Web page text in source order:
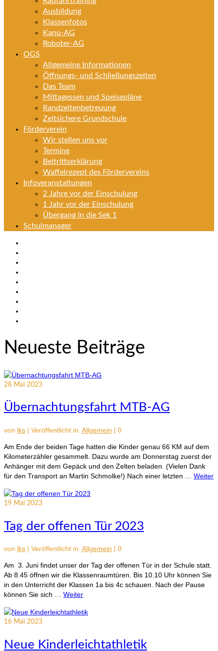
Ausbildung
Klassenfotos
Kanu-AG
Roboter-AG
OGS
Allgemeine Informationen
Öffnungs- und Schließungszeiten
Das Team
Mittagessen und Speisepläne
Randzeitenbetreuung
Zeitsichere Grundschule
Förderverein
Wir stellen uns vor
Termine
Beitrittserklärung
Waffelrezept des Fördervereins
Infoveranstaltungen
2 Jahre vor der Einschulung
1 Jahr vor der Einschulung
Übergang in die Sek 1
Schulmanager
Neueste Beiträge
28 Mai 2023
Übernachtungsfahrt MTB-AG
von lks | Veröffentlicht in: Allgemein | 0
Am Ende der beiden Tage hatten die Kinder genau 66 KM auf dem
Kilometerzähler gesammelt. Dazu wurde am Donnerstag zuerst der
Anhänger mit dem Gepäck und den Zelten beladen. (Vielen Dank
für den Transport an Martin Schmolke!) Nach einer letzten … Weiter
19 Mai 2023
Tag der offenen Tür 2023
von lks | Veröffentlicht in: Allgemein | 0
Am 3. Juni findet unser der Tag der offenen Tür in der Schule statt.
Ab 8.45 öffnen wir die Klassenraumtüren. Bis 10.10 Uhr können Sie
in den Unterricht der Klassen 1a bis 4c schauen. Nach der Pause
können Sie sich … Weiter
16 Mai 2023
Neue Kinderleichtathletik